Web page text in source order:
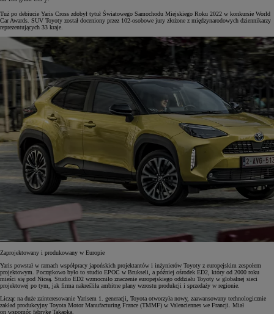
2
Tuż po debiucie Yaris Cross zdobył tytuł Światowego Samochodu Miejskiego Roku 2022 w konkursie World
Car Awards. SUV Toyoty został doceniony przez 102-osobowe jury złożone z międzynarodowych dziennikarzy
reprezentujących 33 kraje.
Zaprojektowany i produkowany w Europie
Yaris powstał w ramach współpracy japońskich projektantów i inżynierów Toyoty z europejskim zespołem
projektowym. Początkowo było to studio EPOC w Brukseli, a później ośrodek ED2, który od 2000 roku
mieści się pod Niceą. Studio ED2 wzmocniło znaczenie europejskiego oddziału Toyoty w globalnej sieci
projektowej po tym, jak firma nakreśliła ambitne plany wzrostu produkcji i sprzedaży w regionie.
Licząc na duże zainteresowanie Yarisem 1. generacji, Toyota otworzyła nowy, zaawansowany technologicznie
zakład produkcyjny Toyota Motor Manufacturing France (TMMF) w Valenciennes we Francji. Miał
on wspomóc fabrykę Takaoka.